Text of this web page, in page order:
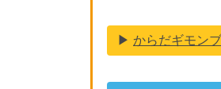
▶︎ からだギモン